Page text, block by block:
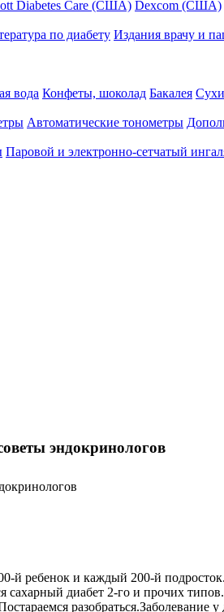
Diabetes Care (США) Dexcom (США)
по диабету Издания врачу и
вода Конфеты, шоколад Бакалея
Автоматические тонометры
Паровой и электронно-сетчатый
эндокринологов
ребенок и каждый 200-й
сахарный диабет 2-го и прочих